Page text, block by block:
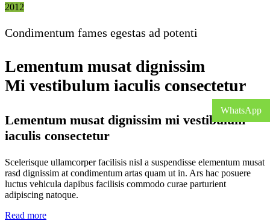
2012
Condimentum fames egestas ad potenti
Lementum musat dignissim
Mi vestibulum iaculis consectetur
Lementum musat dignissim mi vestibulum
iaculis consectetur
Scelerisque ullamcorper facilisis nisl a suspendisse elementum musat
rasd dignissim at condimentum artas quam ut in. Ars hac posuere
luctus vehicula dapibus facilisis commodo curae parturient
adipiscing natoque.
Read more
WhatsApp